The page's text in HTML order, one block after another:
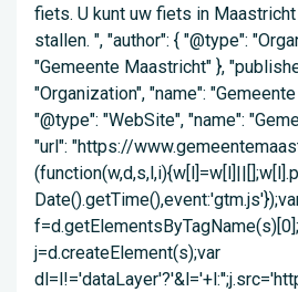
fiets. U kunt uw fiets in
stallen. ", "author": { "@type":
"Gemeente Maastricht" },
"Organization", "name":
"@type": "WebSite", "name":
"url": "https://
j=d.createElement(s);var